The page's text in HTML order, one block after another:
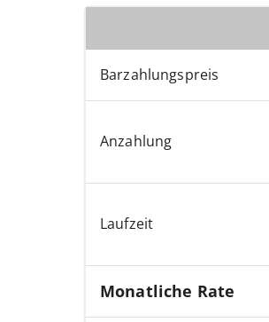
Barzahlungspreis
Anzahlung
Laufzeit
Monatliche Rate